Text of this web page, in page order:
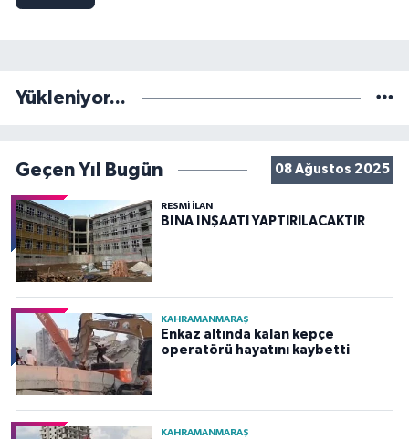
Yükleniyor...
Geçen Yıl Bugün 08 Ağustos 2025
RESMİ İLAN
BİNA İNŞAATI YAPTIRILACAKTIR
KAHRAMANMARAŞ
Enkaz altında kalan kepçe
operatörü hayatını kaybetti
KAHRAMANMARAŞ